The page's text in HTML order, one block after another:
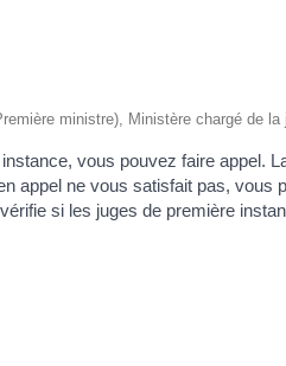
ministre), Ministère chargé de la
vous pouvez faire appel.
appel ne vous satisfait pas, vous
si les juges de première